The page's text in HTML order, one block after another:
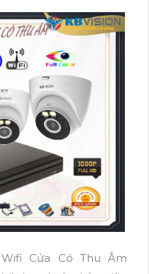
Cửa Có Thu Âm